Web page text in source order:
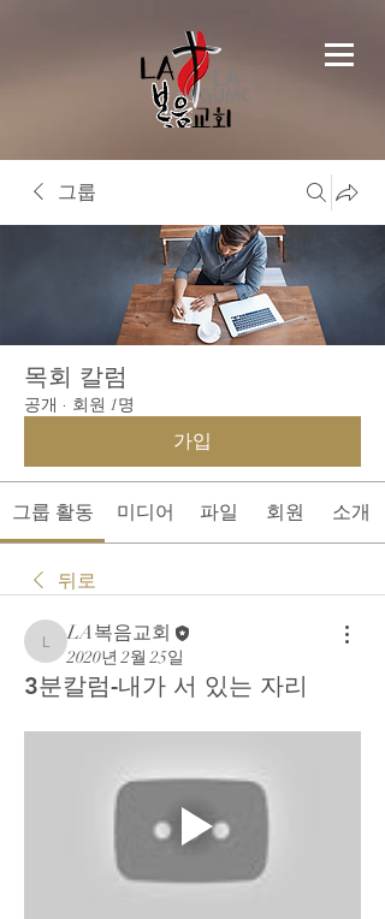
그룹
목회 칼럼
공개 · 회원 1명
가입
그룹 활동 미디어 파일 회원 소개
뒤로
LA복음교회
LA복음교회
2020년 2월 25일
3분칼럼-내가 서 있는 자리